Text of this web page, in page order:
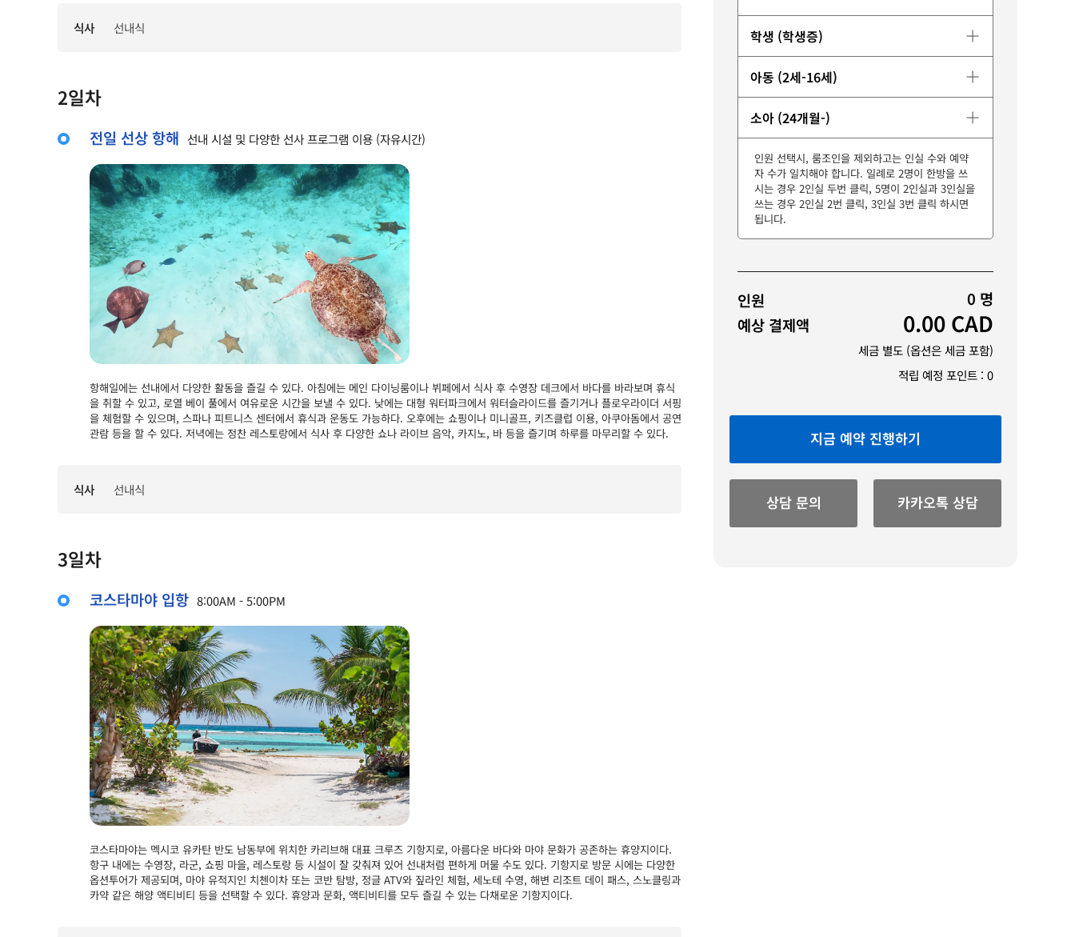
식사 선내식
2일차
전일 선상 항해 선내 시설 및 다양한 선사 프로그램 이용 (자유시간)
항해일에는 선내에서 다양한 활동을 즐길 수 있다. 아침에는 메인 다이닝룸이나 뷔페에서 식사 후 수영장 데크에서 바다를 바라보며 휴식
을 취할 수 있고, 로열 베이 풀에서 여유로운 시간을 보낼 수 있다. 낮에는 대형 워터파크에서 워터슬라이드를 즐기거나 플로우라이더 서핑
을 체험할 수 있으며, 스파나 피트니스 센터에서 휴식과 운동도 가능하다. 오후에는 쇼핑이나 미니골프, 키즈클럽 이용, 아쿠아돔에서 공연
관람 등을 할 수 있다. 저녁에는 정찬 레스토랑에서 식사 후 다양한 쇼나 라이브 음악, 카지노, 바 등을 즐기며 하루를 마무리할 수 있다.
식사 선내식
3일차
코스타마야 입항 8:00AM - 5:00PM
코스타마야는 멕시코 유카탄 반도 남동부에 위치한 카리브해 대표 크루즈 기항지로, 아름다운 바다와 마야 문화가 공존하는 휴양지이다.
항구 내에는 수영장, 라군, 쇼핑 마을, 레스토랑 등 시설이 잘 갖춰져 있어 선내처럼 편하게 머물 수도 있다. 기항지로 방문 시에는 다양한
옵션투어가 제공되며, 마야 유적지인 치첸이차 또는 코반 탐방, 정글 ATV와 짚라인 체험, 세노테 수영, 해변 리조트 데이 패스, 스노클링과
카약 같은 해양 액티비티 등을 선택할 수 있다. 휴양과 문화, 액티비티를 모두 즐길 수 있는 다채로운 기항지이다.
학생 (학생증)
아동 (2세-16세)
소아 (24개월-)
인원 선택시, 룸조인을 제외하고는 인실 수와 예약
자 수가 일치해야 합니다. 일례로 2명이 한방을 쓰
시는 경우 2인실 두번 클릭, 5명이 2인실과 3인실을
쓰는 경우 2인실 2번 클릭, 3인실 3번 클릭 하시면
됩니다.
0 명
인원
0.00 CAD
예상 결제액
세금 별도 (옵션은 세금 포함)
적립 예정 포인트 : 0
지금 예약 진행하기
상담 문의 카카오톡 상담